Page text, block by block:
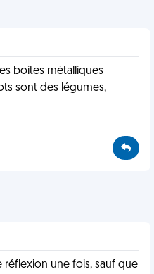
boites métalliques
sont des légumes,
une fois, sauf que